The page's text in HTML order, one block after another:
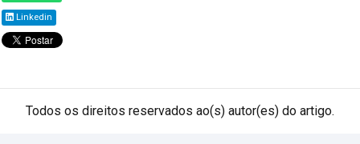
Linkedin
Todos os direitos reservados ao(s) autor(es) do artigo.